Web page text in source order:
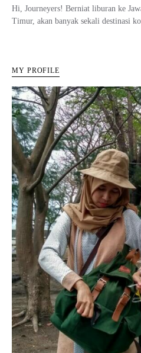
Hi, Journeyers! Berniat liburan ke
Timur, akan banyak sekali destinasi
MY PROFILE